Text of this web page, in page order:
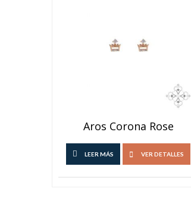
Aros Corona Rose
LEER MÁS VER DETALLES